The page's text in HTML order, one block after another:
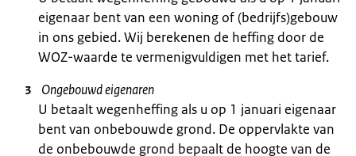
eigenaar bent van een woning of (bedrijfs)gebouw
in ons gebied. Wij berekenen de heffing door de
WOZ-waarde te vermenigvuldigen met het tarief.
Ongebouwd eigenaren
U betaalt wegenheffing als u op 1 januari eigenaar
bent van onbebouwde grond. De oppervlakte van
de onbebouwde grond bepaalt de hoogte van de